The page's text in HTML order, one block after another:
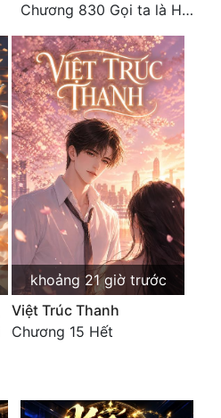
Chương 830 Gọi ta là Hòa Sa
khoảng 21 giờ trước
Việt Trúc Thanh
Chương 15 Hết